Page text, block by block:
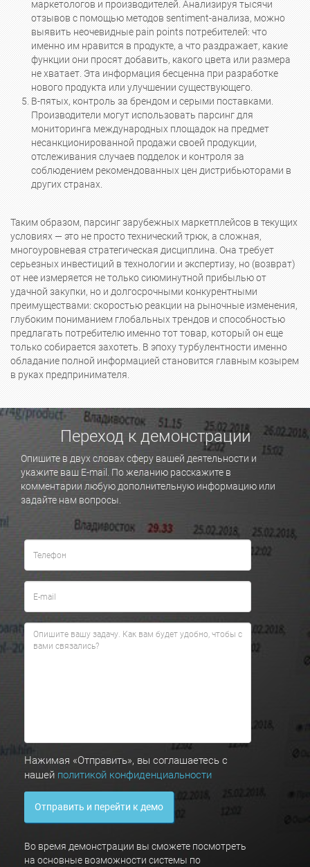
маркетологов и производителей. Анализируя тысячи
отзывов с помощью методов sentiment-анализа, можно
выявить неочевидные pain points потребителей: что
именно им нравится в продукте, а что раздражает, какие
функции они просят добавить, какого цвета или размера
не хватает. Эта информация бесценна при разработке
нового продукта или улучшении существующего.
В-пятых, контроль за брендом и серыми поставками.
Производители могут использовать парсинг для
мониторинга международных площадок на предмет
несанкционированной продажи своей продукции,
отслеживания случаев подделок и контроля за
соблюдением рекомендованных цен дистрибьюторами в
других странах.
Таким образом, парсинг зарубежных маркетплейсов в текущих
условиях — это не просто технический трюк, а сложная,
многоуровневая стратегическая дисциплина. Она требует
серьезных инвестиций в технологии и экспертизу, но (возврат)
от нее измеряется не только сиюминутной прибылью от
удачной закупки, но и долгосрочными конкурентными
преимуществами: скоростью реакции на рыночные изменения,
глубоким пониманием глобальных трендов и способностью
предлагать потребителю именно тот товар, который он еще
только собирается захотеть. В эпоху турбулентности именно
обладание полной информацией становится главным козырем
в руках предпринимателя.
Переход к демонстрации
Опишите в двух словах сферу вашей деятельности и
укажите ваш E-mail. По желанию расскажите в
комментарии любую дополнительную информацию или
задайте нам вопросы.
Нажимая «Отправить», вы соглашаетесь с
нашей политикой конфиденциальности
Отправить и перейти к демо
Во время демонстрации вы сможете посмотреть
на основные возможности системы по